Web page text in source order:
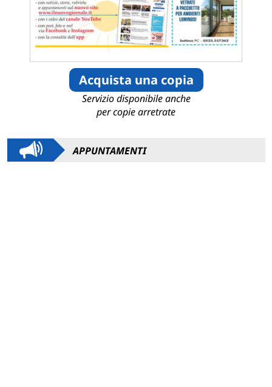
Acquista una copia
Servizio disponibile anche
per copie arretrate
APPUNTAMENTI